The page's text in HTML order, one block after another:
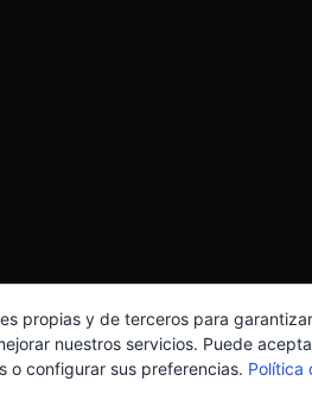
propias y de terceros para
nuestros servicios. Puede
o configurar sus preferencias. Política